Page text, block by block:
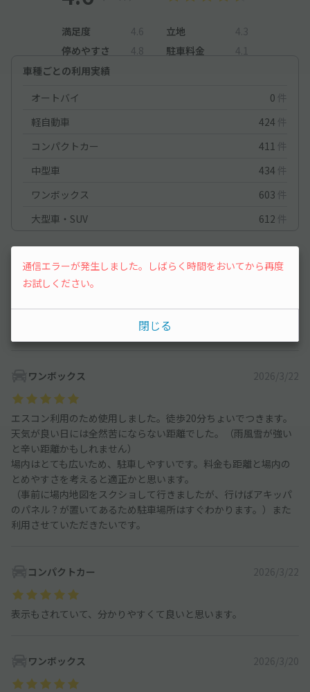
満足度 4.6 立地
4.3
停めやすさ
4.8 駐車料金
4.1
車種ごとの利用実績
オートバイ
0 件
軽自動車
424 件
コンパクトカー
411 件
中型車
434 件
ワンボックス
603 件
大型車・SUV
612 件
いて行く距離もちょうどいい感じで、また利用したいと思いま
ワンボックス 2026/3/22
エスコン利用のため使用しました。徒歩20分ちょいでつきます。
天気が良い日には全然苦にならない距離でした。（雨風雪が強い
と辛い距離かもしれません）
場内はとても広いため、駐車しやすいです。料金も距離と場内の
とめやすさを考えると適正かと思います。
（事前に場内地図をスクショして行きましたが、行けばアキッパ
のパネル？が置いてあるため駐車場所はすぐわかります。）また
利用させていただきたいです。
コンパクトカー 2026/3/22
表示もされていて、分かりやすくて良いと思います。
ワンボックス 2026/3/20
通信エラーが発生しました。しばらく時間をおいてから再度
お試しください。
閉じる